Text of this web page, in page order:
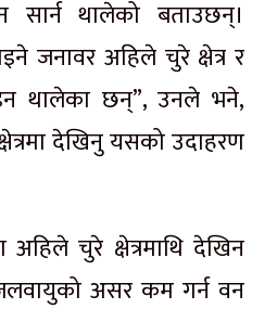
सार्न थालेको बताउछन्।
जनावर अहिले चुरे क्षेत्र र
थालेका छन्”, उनले भने,
देखिनु यसको उदाहरण
अहिले चुरे क्षेत्रमाथि देखिन
असर कम गर्न वन